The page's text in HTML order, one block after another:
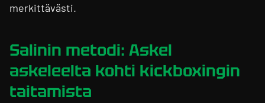
merkittävästi.
Salinin metodi: Askel
askeleelta kohti kickboxingin
taitamista